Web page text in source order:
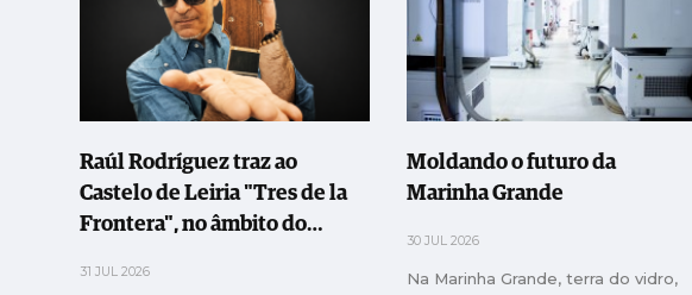
Raúl Rodríguez traz ao
Castelo de Leiria "Tres de la
Frontera", no âmbito do
31 JUL 2026
Moldando o futuro da
Marinha Grande
30 JUL 2026
Na Marinha Grande, terra do vidro,